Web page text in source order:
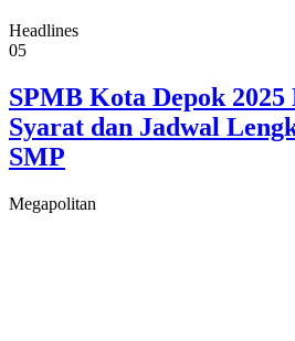
Headlines
05
SPMB Kota Depok
Syarat dan Jadwal
SMP
Megapolitan